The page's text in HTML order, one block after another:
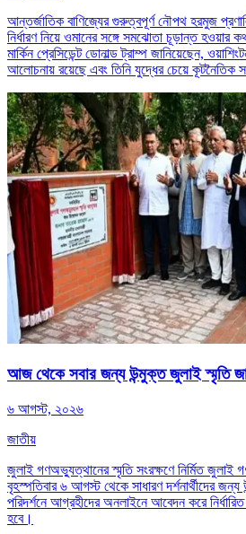
আন্তর্জাতিক বাণিজ্যের গুরুত্বপূর্ণ নৌপথ হরমুজ
নির্ধারণ নিয়ে ওমানের সঙ্গে সমঝোতা চূড়ান্ত হওয়ার
মার্কিন প্রেসিডেন্ট ডোনাল্ড ট্রাম্প জানিয়েছেন,
আলোচনায় রয়েছে এবং তিনি যুদ্ধের চেয়ে কূটনৈতিক
আজ থেকে সবার জন্য উন্মুক্ত জুলাই স্মৃতি
৬ আগস্ট, ২০২৬
জাতীয়
জুলাই গণঅভ্যুত্থানের স্মৃতি সংরক্ষণে নির্মিত
বৃহস্পতিবার ৬ আগস্ট থেকে সাধারণ দর্শনার্থীদের
পরিদর্শনে আগ্রহীদের অনলাইনে আবেদন করে
হবে।